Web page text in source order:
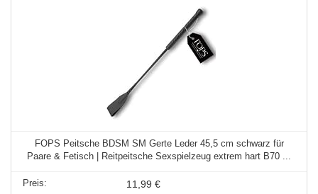
FOPS Peitsche BDSM SM Gerte Leder 45,5 cm schwarz für
Paare & Fetisch | Reitpeitsche Sexspielzeug extrem hart B70 ...
11,99 €